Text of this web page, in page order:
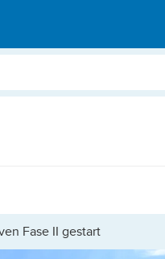
Fase II gestart